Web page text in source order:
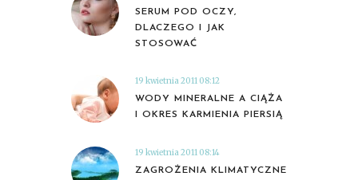
SERUM POD OCZY,
DLACZEGO I JAK
STOSOWAĆ
19 kwietnia 2011 08:12
WODY MINERALNE A CIĄŻA
I OKRES KARMIENIA PIERSIĄ
19 kwietnia 2011 08:14
ZAGROŻENIA KLIMATYCZNE